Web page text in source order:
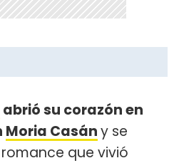
abrió su corazón en
Moria Casány se
que vivió